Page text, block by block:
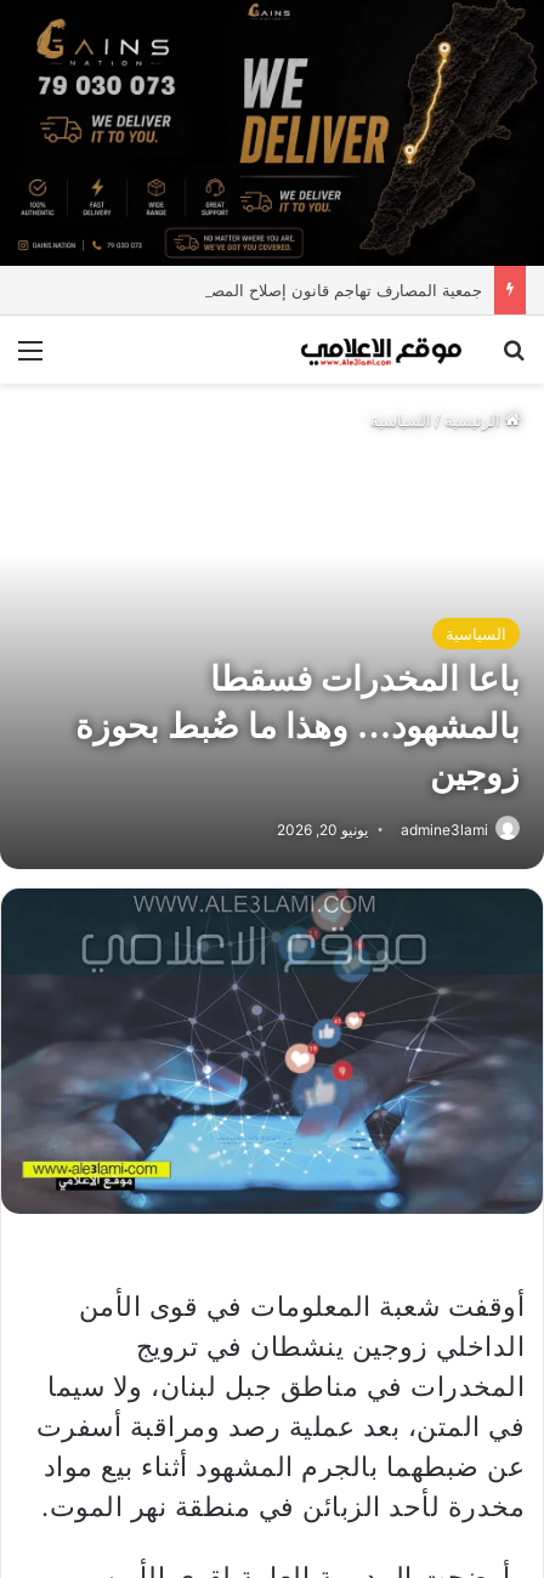
جمعية المصارف تهاجم قانون إصلاح المصارف
بحث عن
الرئيسية/ السياسية
السياسية
باعا المخدرات فسقطا
بالمشهود… وهذا ما ضُبط بحوزة
زوجين
admine3lami يونيو 20, 2026
أوقفت شعبة المعلومات في قوى الأمن
الداخلي زوجين ينشطان في ترويج
المخدرات في مناطق جبل لبنان، ولا سيما
في المتن، بعد عملية رصد ومراقبة أسفرت
عن ضبطهما بالجرم المشهود أثناء بيع مواد
مخدرة لأحد الزبائن في منطقة نهر الموت.